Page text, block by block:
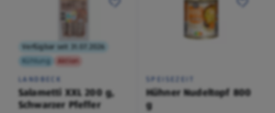
Verfügbar seit 31.07.2026
Kühlung
Aktion
LANDBECK
Salametti XXL 200 g,
Schwarzer Pfeffer
SPEISEZEIT
Hühner Nudeltopf 800
g